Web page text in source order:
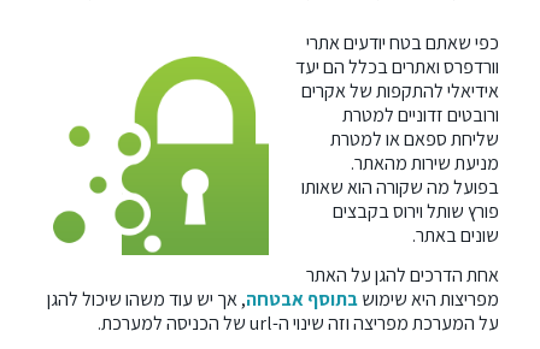
כפי שאתם בטח יודעים אתרי
וורדפרס ואתרים בכלל הם יעד
אידיאלי להתקפות של אקרים
ורובטים זדוניים למטרת
שליחת ספאם או למטרת
מניעת שירות מהאתר.
בפועל מה שקורה הוא שאותו
פורץ שותל וירוס בקבצים
שונים באתר.
אחת הדרכים להגן על האתר
מפריצות היא שימושבתוסף אבטחה, אך יש עוד משהו שיכול להגן
על המערכת מפריצה וזה שינוי ה-url של הכניסה למערכת.